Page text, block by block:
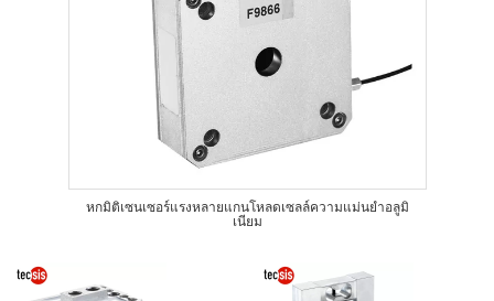
หกมิติเซนเซอร์แรงหลายแกนโหลดเซลล์ความแม่นยำอลูมิ
เนียม